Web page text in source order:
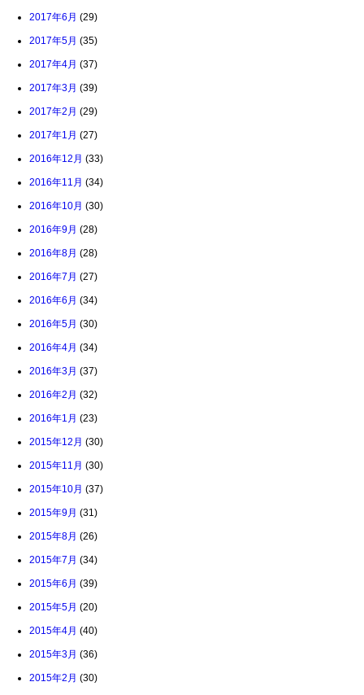
2017年6月 (29)
2017年5月 (35)
2017年4月 (37)
2017年3月 (39)
2017年2月 (29)
2017年1月 (27)
2016年12月 (33)
2016年11月 (34)
2016年10月 (30)
2016年9月 (28)
2016年8月 (28)
2016年7月 (27)
2016年6月 (34)
2016年5月 (30)
2016年4月 (34)
2016年3月 (37)
2016年2月 (32)
2016年1月 (23)
2015年12月 (30)
2015年11月 (30)
2015年10月 (37)
2015年9月 (31)
2015年8月 (26)
2015年7月 (34)
2015年6月 (39)
2015年5月 (20)
2015年4月 (40)
2015年3月 (36)
2015年2月 (30)